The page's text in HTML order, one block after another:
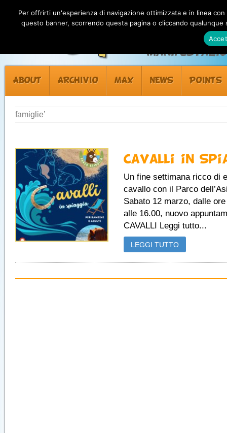
ABOUT ARCHIVIO MAX NEWS POINTS
famiglie’
Cavalli in
Un fine settimana ricco di
cavallo con il Parco
Sabato 12 marzo, dalle
alle 16.00, nuovo
CAVALLI Leggi tutto...
LEGGI TUTTO
Per offrirti un'esperienza di navigazione ottimizzata e in linea
questo banner, scorrendo questa pagina o cliccando